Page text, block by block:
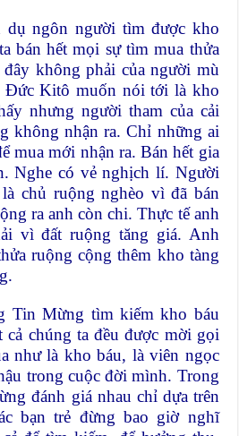
dụ ngôn người tìm được kho
bán hết mọi sự tìm mua thửa
không phải của người mù
Đức Kitô muốn nói tới là kho
nhưng người tham của cải
không nhận ra. Chỉ những ai
mua mới nhận ra. Bán hết gia
Nghe có vẻ nghịch lí. Người
chủ ruộng nghèo vì đã bán
ra anh còn chi. Thực tế anh
vì đất ruộng tăng giá. Anh
ruộng cộng thêm kho tàng
Tin Mừng tìm kiếm kho báu
cả chúng ta đều được mời gọi
như là kho báu, là viên ngọc
trong cuộc đời mình. Trong
đánh giá nhau chỉ dựa trên
bạn trẻ đừng bao giờ nghĩ